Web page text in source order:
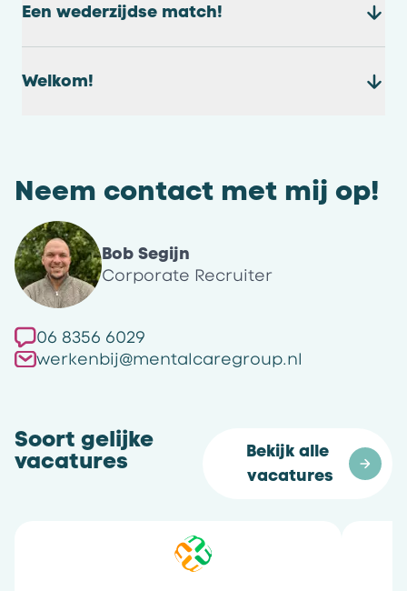
Een wederzijdse match!
Welkom!
Neem contact met mij op!
Bob Segijn
Corporate Recruiter
06 8356 6029
werkenbij@mentalcaregroup.nl
Soort gelijke
vacatures
Bekijk alle
vacatures